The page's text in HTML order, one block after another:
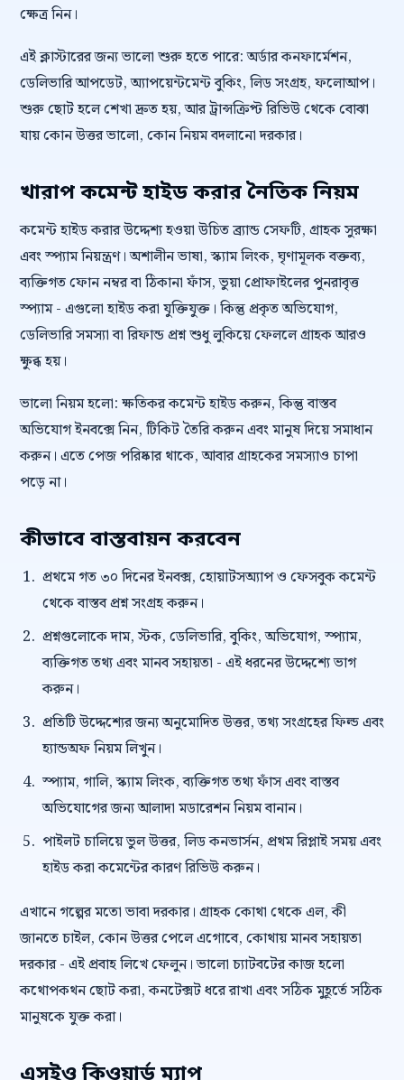
ক্ষেত্র নিন।
এই ক্লাস্টারের জন্য ভালো শুরু হতে পারে: অর্ডার কনফার্মেশন,
ডেলিভারি আপডেট, অ্যাপয়েন্টমেন্ট বুকিং, লিড সংগ্রহ, ফলোআপ।
শুরু ছোট হলে শেখা দ্রুত হয়, আর ট্রান্সক্রিপ্ট রিভিউ থেকে বোঝা
যায় কোন উত্তর ভালো, কোন নিয়ম বদলানো দরকার।
খারাপ কমেন্ট হাইড করার নৈতিক নিয়ম
কমেন্ট হাইড করার উদ্দেশ্য হওয়া উচিত ব্র্যান্ড সেফটি, গ্রাহক সুরক্ষা
এবং স্প্যাম নিয়ন্ত্রণ। অশালীন ভাষা, স্ক্যাম লিংক, ঘৃণামূলক বক্তব্য,
ব্যক্তিগত ফোন নম্বর বা ঠিকানা ফাঁস, ভুয়া প্রোফাইলের পুনরাবৃত্ত
স্প্যাম - এগুলো হাইড করা যুক্তিযুক্ত। কিন্তু প্রকৃত অভিযোগ,
ডেলিভারি সমস্যা বা রিফান্ড প্রশ্ন শুধু লুকিয়ে ফেললে গ্রাহক আরও
ক্ষুব্ধ হয়।
ভালো নিয়ম হলো: ক্ষতিকর কমেন্ট হাইড করুন, কিন্তু বাস্তব
অভিযোগ ইনবক্সে নিন, টিকিট তৈরি করুন এবং মানুষ দিয়ে সমাধান
করুন। এতে পেজ পরিষ্কার থাকে, আবার গ্রাহকের সমস্যাও চাপা
পড়ে না।
কীভাবে বাস্তবায়ন করবেন
প্রথমে গত ৩০ দিনের ইনবক্স, হোয়াটসঅ্যাপ ও ফেসবুক কমেন্ট
থেকে বাস্তব প্রশ্ন সংগ্রহ করুন।
প্রশ্নগুলোকে দাম, স্টক, ডেলিভারি, বুকিং, অভিযোগ, স্প্যাম,
ব্যক্তিগত তথ্য এবং মানব সহায়তা - এই ধরনের উদ্দেশ্যে ভাগ
করুন।
প্রতিটি উদ্দেশ্যের জন্য অনুমোদিত উত্তর, তথ্য সংগ্রহের ফিল্ড এবং
হ্যান্ডঅফ নিয়ম লিখুন।
স্প্যাম, গালি, স্ক্যাম লিংক, ব্যক্তিগত তথ্য ফাঁস এবং বাস্তব
অভিযোগের জন্য আলাদা মডারেশন নিয়ম বানান।
পাইলট চালিয়ে ভুল উত্তর, লিড কনভার্সন, প্রথম রিপ্লাই সময় এবং
হাইড করা কমেন্টের কারণ রিভিউ করুন।
এখানে গল্পের মতো ভাবা দরকার। গ্রাহক কোথা থেকে এল, কী
জানতে চাইল, কোন উত্তর পেলে এগোবে, কোথায় মানব সহায়তা
দরকার - এই প্রবাহ লিখে ফেলুন। ভালো চ্যাটবটের কাজ হলো
কথোপকথন ছোট করা, কনটেক্সট ধরে রাখা এবং সঠিক মুহূর্তে সঠিক
মানুষকে যুক্ত করা।
এসইও কিওয়ার্ড ম্যাপ